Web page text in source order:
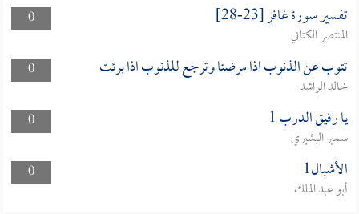
0
تفسير سورة غافر [23-28]
المنتصر الكتاني
0
تتوب عن الذنوب اذا مرضتا وترجع للذنوب اذا برئت
خالد الراشد
0
يا رفيق الدرب 1
سمير البشيري
0
الأشبال1
أبو عبد الملك